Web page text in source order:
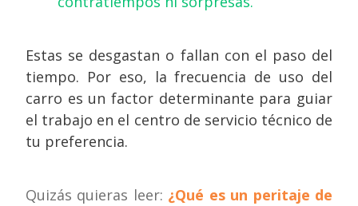
Estas se desgastan o fallan con el paso del
tiempo. Por eso, la frecuencia de uso del
carro es un factor determinante para guiar
el trabajo en el centro de servicio técnico de
tu preferencia.
Quizás quieras leer: ¿Qué es un peritaje de